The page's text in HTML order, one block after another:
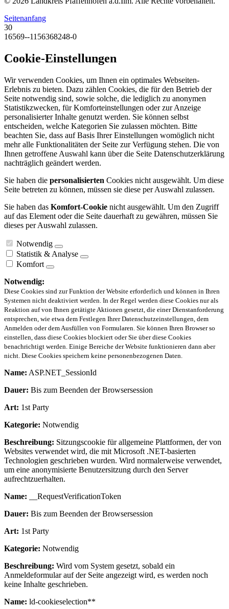
Seitenanfang
30
16569--1156368248-0
Cookie-Einstellungen
Wir verwenden Cookies, um Ihnen ein optimales Webseiten-
Erlebnis zu bieten. Dazu zählen Cookies, die für den Betrieb der
Seite notwendig sind, sowie solche, die lediglich zu anonymen
Statistikzwecken, für Komforteinstellungen oder zur Anzeige
personalisierter Inhalte genutzt werden. Sie können selbst
entscheiden, welche Kategorien Sie zulassen möchten. Bitte
beachten Sie, dass auf Basis Ihrer Einstellungen womöglich nicht
mehr alle Funktionalitäten der Seite zur Verfügung stehen. Die von
Ihnen getroffene Auswahl kann über die Seite Datenschutzerklärung
nachträglich geändert werden.
Sie haben die personalisierten Cookies nicht ausgewählt. Um diese
Seite betreten zu können, müssen sie diese per Auswahl zulassen.
Sie haben das Komfort-Cookie nicht ausgewählt. Um den Zugriff
auf das Element oder die Seite dauerhaft zu gewähren, müssen Sie
dieses per Auswahl zulassen.
Notwendig
Statistik & Analyse
Komfort
Notwendig:
Diese Cookies sind zur Funktion der Website erforderlich und können in Ihren
Systemen nicht deaktiviert werden. In der Regel werden diese Cookies nur als
Reaktion auf von Ihnen getätigte Aktionen gesetzt, die einer Dienstanforderung
entsprechen, wie etwa dem Festlegen Ihrer Datenschutzeinstellungen, dem
Anmelden oder dem Ausfüllen von Formularen. Sie können Ihren Browser so
einstellen, dass diese Cookies blockiert oder Sie über diese Cookies
benachrichtigt werden. Einige Bereiche der Website funktionieren dann aber
nicht. Diese Cookies speichern keine personenbezogenen Daten.
Name: ASP.NET_SessionId
Dauer: Bis zum Beenden der Browsersession
Art: 1st Party
Kategorie: Notwendig
Beschreibung: Sitzungscookie für allgemeine Plattformen, der von
Websites verwendet wird, die mit Microsoft .NET-basierten
Technologien geschrieben wurden. Wird normalerweise verwendet,
um eine anonymisierte Benutzersitzung durch den Server
aufrechtzuerhalten.
Name: __RequestVerificationToken
Dauer: Bis zum Beenden der Browsersession
Art: 1st Party
Kategorie: Notwendig
Beschreibung: Wird vom System gesetzt, sobald ein
Anmeldeformular auf der Seite angezeigt wird, es werden noch
keine Inhalte geschrieben.
Name: ld-cookieselection**